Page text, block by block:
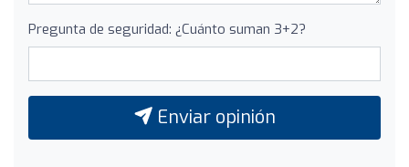
Pregunta de seguridad: ¿Cuánto suman 3+2?
Enviar opinión